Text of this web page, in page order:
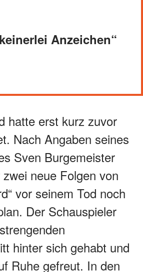
keinerlei Anzeichen“
hatte erst kurz zuvor
Nach Angaben seines
Sven Burgemeister
neue Folgen von
vor seinem Tod noch
Der Schauspieler
hinter sich gehabt und
Ruhe gefreut. In den